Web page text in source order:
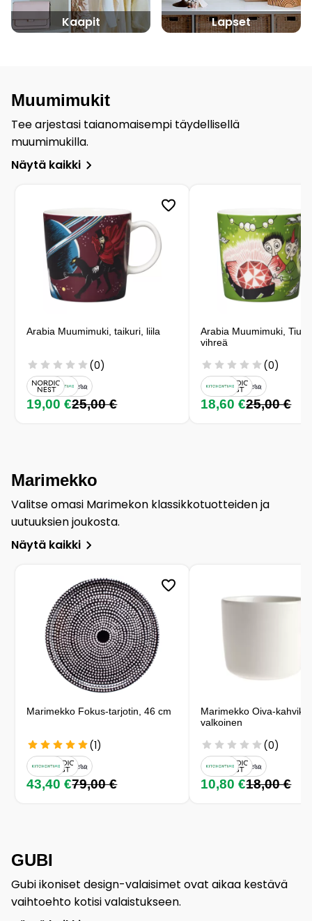
Kaapit Lapset
Muumimukit
Tee arjestasi taianomaisempi täydellisellä
muumimukilla.
Näytä kaikki
Arabia Muumimuki, taikuri, liila
(0)
19,00 €25,00 €
Arabia Muumimuki,
vihreä
(0)
18,60 €25,00 €
Marimekko
Valitse omasi Marimekon klassikkotuotteiden ja
uutuuksien joukosta.
Näytä kaikki
Marimekko Fokus-tarjotin, 46 cm
(1)
43,40 €79,00 €
Marimekko Oiva-
valkoinen
(0)
10,80 €18,00 €
GUBI
Gubi ikoniset design-valaisimet ovat aikaa kestävä
vaihtoehto kotisi valaistukseen.